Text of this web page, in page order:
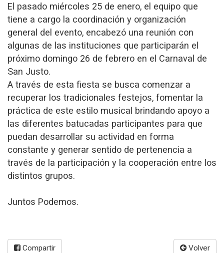
El pasado miércoles 25 de enero, el equipo que
tiene a cargo la coordinación y organización
general del evento, encabezó una reunión con
algunas de las instituciones que participarán el
próximo domingo 26 de febrero en el Carnaval de
San Justo.
A través de esta fiesta se busca comenzar a
recuperar los tradicionales festejos, fomentar la
práctica de este estilo musical brindando apoyo a
las diferentes batucadas participantes para que
puedan desarrollar su actividad en forma
constante y generar sentido de pertenencia a
través de la participación y la cooperación entre los
distintos grupos.
Juntos Podemos.
Compartir Volver